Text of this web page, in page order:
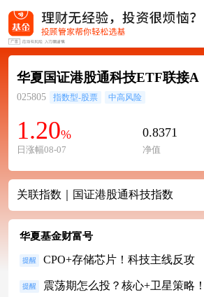
华夏国证港股通科技ETF联接A
025805 指数型-股票 中高风险
1.20%
日涨幅08-07
0.8371
净值
关联指数｜国证港股通科技指数
华夏基金财富号
提醒 CPO+存储芯片！科技主线反攻
提醒 震荡期怎么投？核心+卫星策略！